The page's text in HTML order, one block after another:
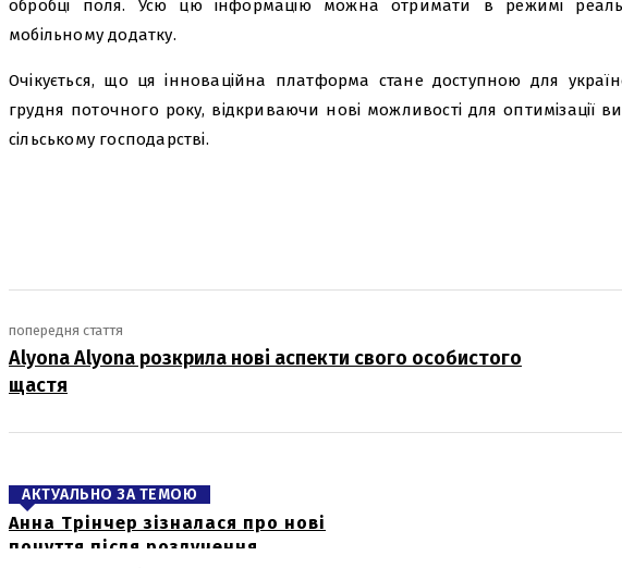
обробці поля. Усю цю інформацію можна отримати в режимі
мобільному додатку.
Очікується, що ця інноваційна платформа стане доступною для
грудня поточного року, відкриваючи нові можливості для оптимізації
сільському господарстві.
попередня стаття
Alyona Alyona розкрила нові аспекти свого особистого
щастя
АКТУАЛЬНО ЗА ТЕМОЮ
Анна Трінчер зізналася про нові
почуття після розлучення